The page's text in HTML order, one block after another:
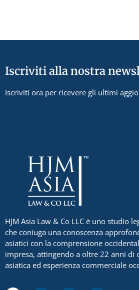
Iscriviti alla nostra
Iscriviti ora per ricevere gli ultimi
HJM Asia Law & Co LLC è uno studio
che coniuga una conoscenza
asiatici con la comprensione
impresa, attingendo a oltre 22 anni di
asiatica ed esperienza commerciale